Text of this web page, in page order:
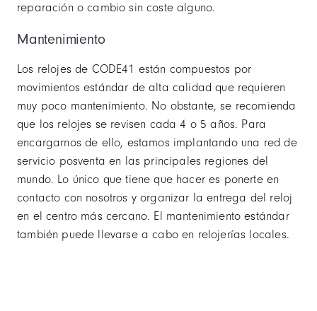
reparación o cambio sin coste alguno.
Mantenimiento
Los relojes de CODE41 están compuestos por
movimientos estándar de alta calidad que requieren
muy poco mantenimiento. No obstante, se recomienda
que los relojes se revisen cada 4 o 5 años. Para
encargarnos de ello, estamos implantando una red de
servicio posventa en las principales regiones del
mundo. Lo único que tiene que hacer es ponerte en
contacto con nosotros y organizar la entrega del reloj
en el centro más cercano. El mantenimiento estándar
también puede llevarse a cabo en relojerías locales.